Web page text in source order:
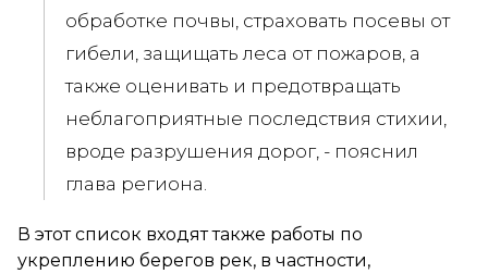
обработке почвы, страховать посевы от
гибели, защищать леса от пожаров, а
также оценивать и предотвращать
неблагоприятные последствия стихии,
вроде разрушения дорог, - пояснил
глава региона.
В этот список входят также работы по
укреплению берегов рек, в частности,